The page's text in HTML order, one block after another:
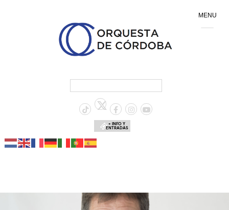
+ INFO Y
ENTRADAS
MENU